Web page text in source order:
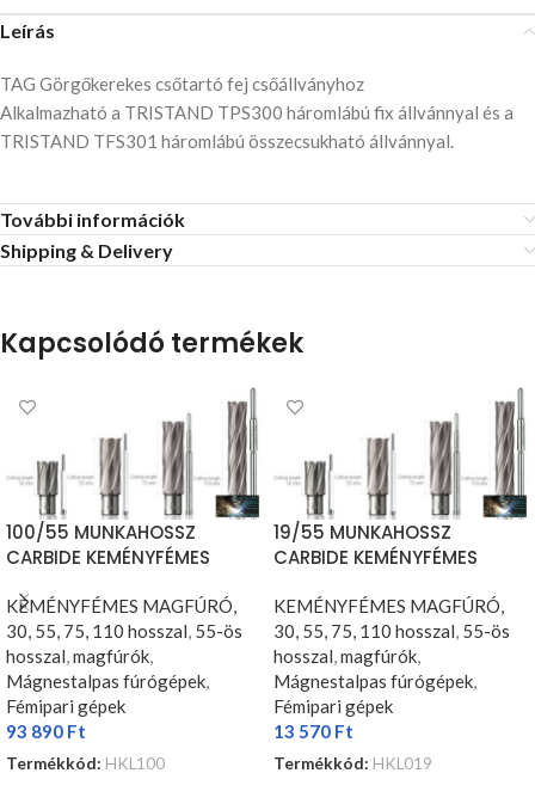
Leírás
TAG Görgőkerekes csőtartó fej csőállványhoz
Alkalmazható a TRISTAND TPS300 háromlábú fix állvánnyal és a
TRISTAND TFS301 háromlábú összecsukható állvánnyal.
További információk
Shipping & Delivery
Kapcsolódó termékek
100/55 MUNKAHOSSZ
CARBIDE KEMÉNYFÉMES
KEMÉNYFÉMES MAGFÚRÓ,
30, 55, 75, 110 hosszal, 55-ös
hosszal,magfúrók,
Mágnestalpas fúrógépek,
Fémipari gépek
93 890 Ft
Termékkód: HKL100
19/55 MUNKAHOSSZ
CARBIDE KEMÉNYFÉMES
KEMÉNYFÉMES MAGFÚRÓ,
30, 55, 75, 110 hosszal, 55-ös
hosszal,magfúrók,
Mágnestalpas fúrógépek,
Fémipari gépek
13 570 Ft
Termékkód: HKL019